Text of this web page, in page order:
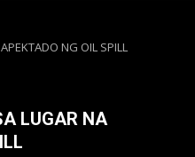
NG OIL SPILL
LUGAR NA